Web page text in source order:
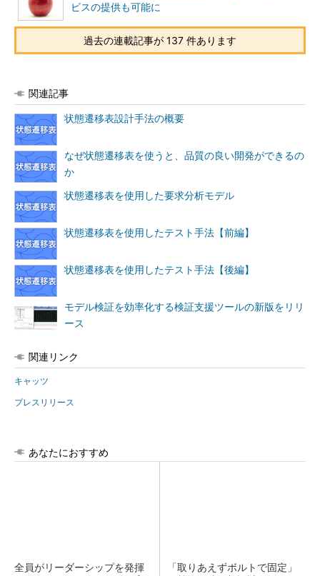
ビスの提供も可能に
過去の連載記事が 137 件あります
関連記事
状態遷移表設計手法の概要
なぜ状態遷移表を使うと、品質の良い開発ができるの
か
状態遷移表を使用した要求分析モデル
状態遷移表を使用したテスト手法【前編】
状態遷移表を使用したテスト手法【後編】
モデル検証を効率化する検証支援ツールの新版をリリ
ース
関連リンク
キャッツ
プレスリリース
あなたにおすすめ
全員がリーダーシップを発揮
「取りあえずボルトで固定」